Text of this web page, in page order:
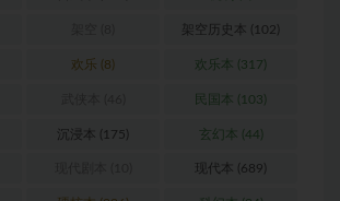
架空历史本 (102)
欢乐 (8) 欢乐本 (317)
民国本 (103)
沉浸本 (175) 玄幻本 (44)
现代本 (689)